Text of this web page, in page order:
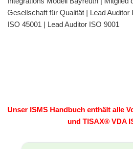
Gesellschaft für Qualität | Lead Auditor
ISO 45001 | Lead Auditor ISO 9001
Unser ISMS Handbuch enthält alle
und TISAX® VDA